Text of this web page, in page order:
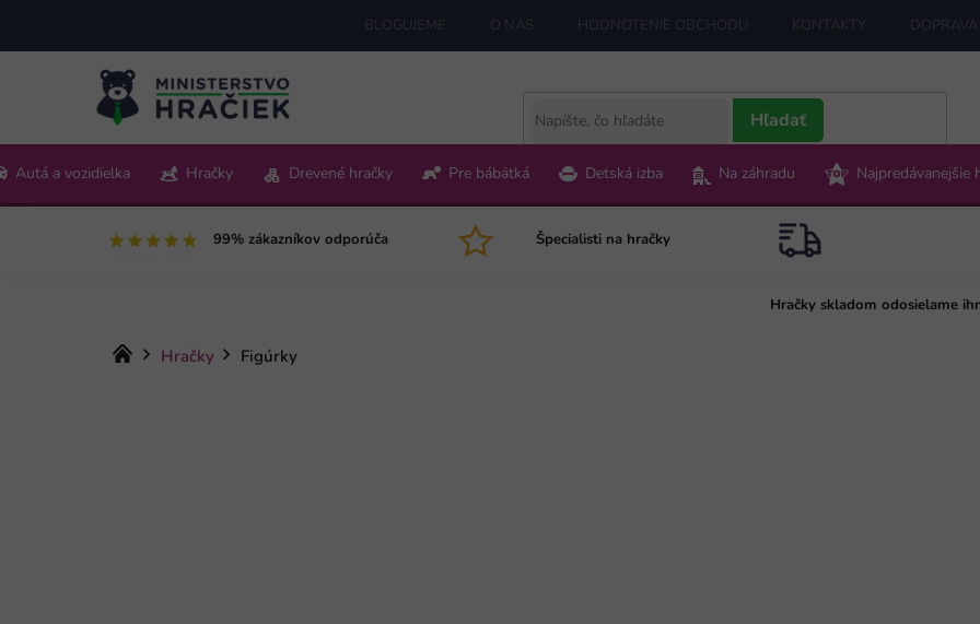
obsah
BLOGUJEME O NÁS HODNOTENIE OBCHODU KONTAKTY
Pon-Pia 9:00-15:00
Hľadať
Autá a vozidielka Hračky Drevené hračky Pre bábätká Detská izba Na záhradu Najpredávanejšie
99% zákazníkov odporúča Špecialisti na hračky
Hračky skladom odosielame
Domov
Hračky Figúrky